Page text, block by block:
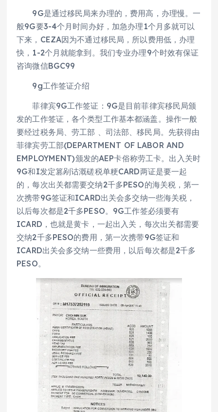
9G是通过移民局来办理的，费用高，办理慢。一
般9G要3-4个月时间办好，加急办理1个月多就可以
下来，CEZA因为不通过移民局，所以费用低，办理
快，1-2个月就能拿到。我们专业办理9个时效有保证
咨询微信BGC99
9g工作签证介绍
菲律宾9G工作签证：9G是目前菲律宾移民局颁
发的工作签证，各个类型工作基本都涵盖。操作一般
要经过税务局、劳工部 、司法部、移民局。先获得由
菲律宾劳工部(DEPARTMENT OF LABOR AND
EMPLOYMENT)颁发的AEP卡俗称劳工卡。出入关时
9G和I发定篡剐诂溉磋税单粳CARD两证是要一起
的，每次出关都需要交纳2千多PESO的海关税，第一
次携带9G签证和ICARD出关会多交纳一些海关税，
以后每次都是2千多PESO。9G工作签必须要有
ICARD，也就是黄卡，一起出入关，每次出关都需要
交纳2千多PESO的费用，第一次携带9G签证和
ICARD出关会多交纳一些费用，以后每次都是2千多
PESO。